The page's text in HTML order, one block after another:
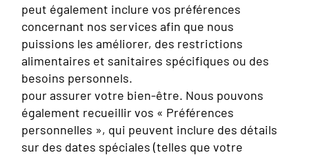
peut également inclure vos préférences
concernant nos services afin que nous
puissions les améliorer, des restrictions
alimentaires et sanitaires spécifiques ou des
besoins personnels.
pour assurer votre bien-être. Nous pouvons
également recueillir vos « Préférences
personnelles », qui peuvent inclure des détails
sur des dates spéciales (telles que votre